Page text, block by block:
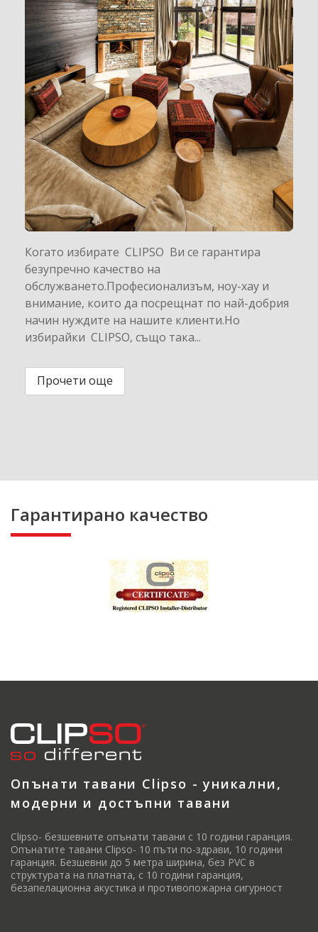
Когато избирате CLIPSO Ви се гарантира
безупречно качество на
обслужването.Професионализъм, ноу-хау и
внимание, които да посрещнат по най-добрия
начин нуждите на нашите клиенти.Но
избирайки CLIPSO, също така...
Прочети още
Гарантирано качество
Опънати тавани Clipso - уникални,
модерни и достъпни тавани
Clipso- безшевните опънати тавани с 10 години гаранция.
Опънатите тавани Clipso- 10 пъти по-здрави, 10 години
гаранция. Безшевни до 5 метра ширина, без PVC в
структурата на платната, с 10 години гаранция,
безапелационна акустика и противопожарна сигурност